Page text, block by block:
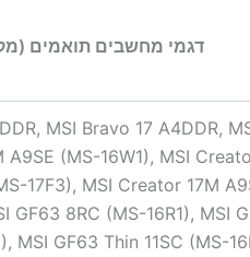
דגמי מחשבים תואמים
MSI Bravo 17 A4DDR,
(MS-16W1), MSI
17F3), MSI Creator 17M
GF63 8RC (MS-16R1), MSI
MSI GF63 Thin 11SC (MS-